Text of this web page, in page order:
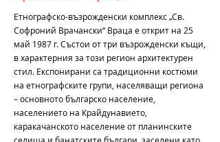
Етнографско-възрожденски комплекс „Св.
Софроний Врачански“ Враца е открит на 25
май 1987 г. Състои от три възрожденски къщи,
в характерния за този регион архитектурен
стил. Експонирани са традиционни костюми
на етнографските групи, населяващи региона
– основното българско население,
населението на Крайдунавието,
каракачанското население от планинските